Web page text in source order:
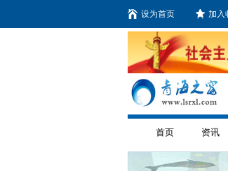
设为首页 加入
首页 资讯